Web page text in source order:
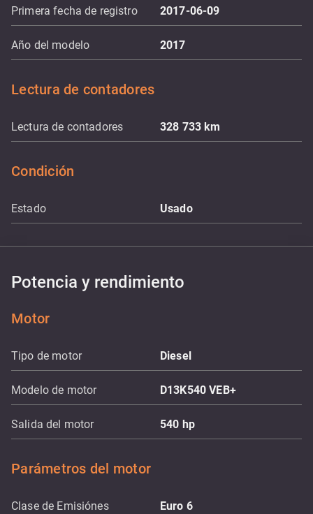
Primera fecha de registro 2017-06-09
Año del modelo 2017
Lectura de contadores
Lectura de contadores 328 733km
Condición
Estado Usado
Potencia y rendimiento
Motor
Tipo de motor Diesel
Modelo de motor D13K540 VEB+
Salida del motor 540 hp
Parámetros del motor
Clase de Emisiónes Euro 6